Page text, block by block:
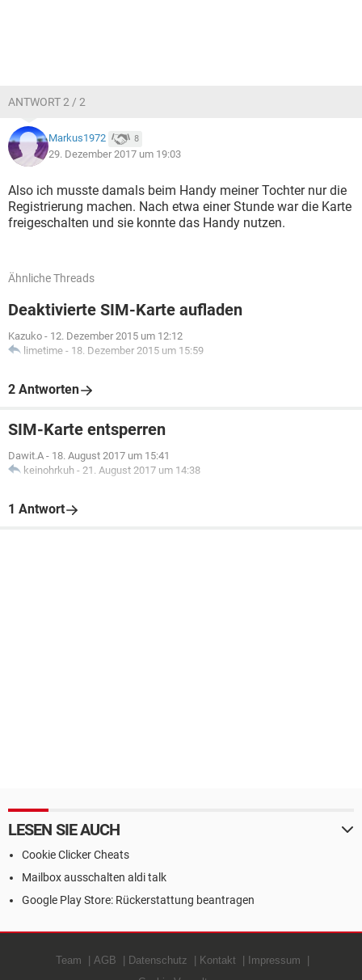
ANTWORT 2 / 2
Markus1972 8
29. Dezember 2017 um 19:03
Also ich musste damals beim Handy meiner Tochter nur die
Registrierung machen. Nach etwa einer Stunde war die Karte
freigeschalten und sie konnte das Handy nutzen.
Ähnliche Threads
Deaktivierte SIM-Karte aufladen
Kazuko - 12. Dezember 2015 um 12:12
limetime - 18. Dezember 2015 um 15:59
2 Antworten
SIM-Karte entsperren
Dawit.A - 18. August 2017 um 15:41
keinohrkuh - 21. August 2017 um 14:38
1 Antwort
LESEN SIE AUCH
Cookie Clicker Cheats
Mailbox ausschalten aldi talk
Google Play Store: Rückerstattung beantragen
Team AGB Datenschutz Kontakt
Impressum